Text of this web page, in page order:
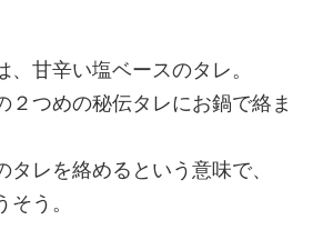
、甘辛い塩ベースのタレ。
２つめの秘伝タレにお鍋で絡ま
レを絡めるという意味で、
そう。